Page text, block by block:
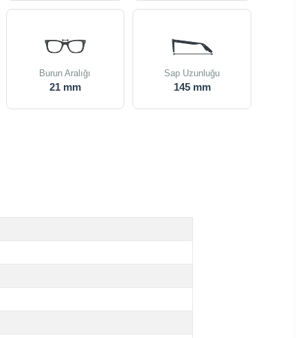
Burun Aralığı
21 mm
Sap Uzunluğu
145 mm